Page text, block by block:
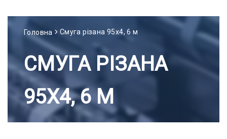
Головна Смуга різана 95х4, 6 м
СМУГА РІЗАНА
95Х4, 6 М